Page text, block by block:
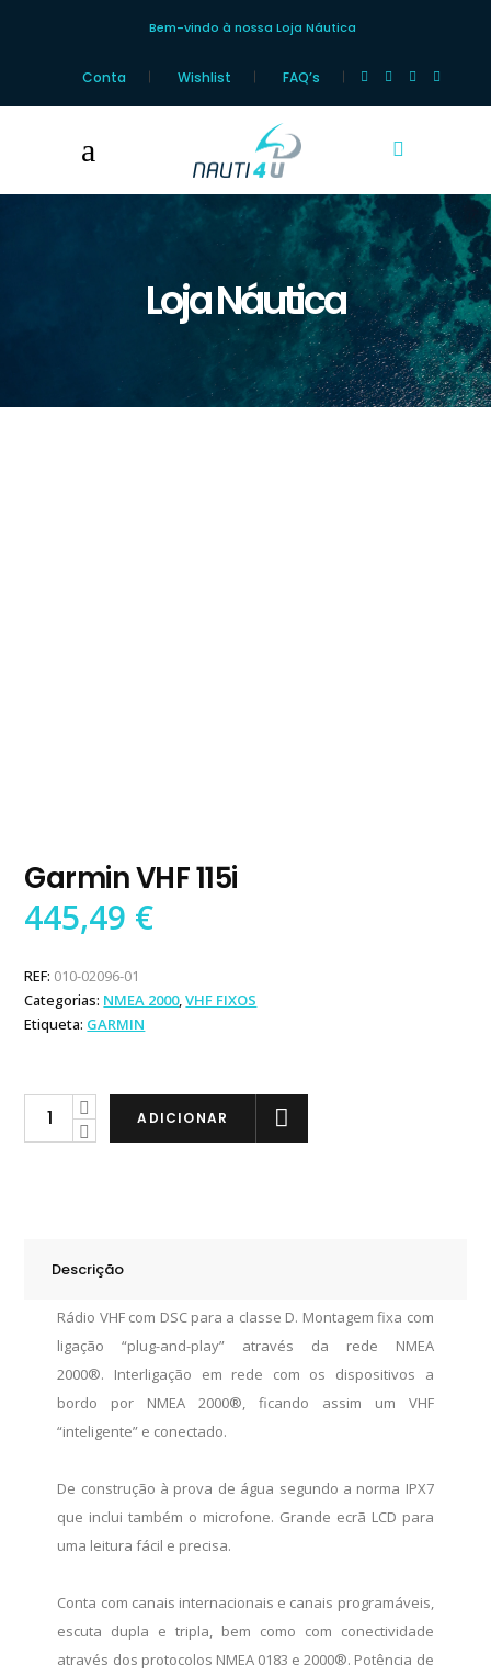
Bem-vindo à nossa Loja Náutica
Conta Wishlist FAQ’s
Loja Náutica
Garmin VHF 115i
445,49 €
REF: 010-02096-01
Categorias: NMEA 2000,VHF FIXOS
Etiqueta: GARMIN
Garmin
ADICIONAR
Descrição
Rádio VHF com DSC para a classe D. Montagem fixa com
ligação “plug-and-play” através da rede NMEA
2000®. Interligação em rede com os dispositivos a
bordo por NMEA 2000®, ficando assim um VHF
“inteligente” e conectado.
De construção à prova de água segundo a norma IPX7
que inclui também o microfone. Grande ecrã LCD para
uma leitura fácil e precisa.
Conta com canais internacionais e canais programáveis,
escuta dupla e tripla, bem como com conectividade
através dos protocolos NMEA 0183 e 2000®. Potência de